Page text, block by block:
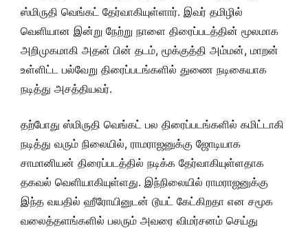
ஸ்மிருதி வெங்கட் தேர்வாகியுள்ளார். இவர் தமிழில்
வெளியான இன்று நேற்று நாளை திரைப்படத்தின் மூலமாக
அறிமுகமாகி அதன் பின் தடம், மூக்குத்தி அம்மன், மாறன்
உள்ளிட்ட பல்வேறு திரைப்படங்களில் துணை நடிகையாக
நடித்து அசத்தியவர்.
தற்போது ஸ்மிருதி வெங்கட் பல திரைப்படங்களில் கமிட்டாகி
நடித்து வரும் நிலையில், ராமராஜனுக்கு ஜோடியாக
சாமானியன் திரைப்படத்தில் நடிக்க தேர்வாகியுள்ளதாக
தகவல் வெளியாகியுள்ளது. இந்நிலையில் ராமராஜனுக்கு
இந்த வயதில் ஹீரோயினுடன் டூயட் கேட்கிறதா என சமூக
வலைத்தளங்களில் பலரும் அவரை விமர்சனம் செய்து